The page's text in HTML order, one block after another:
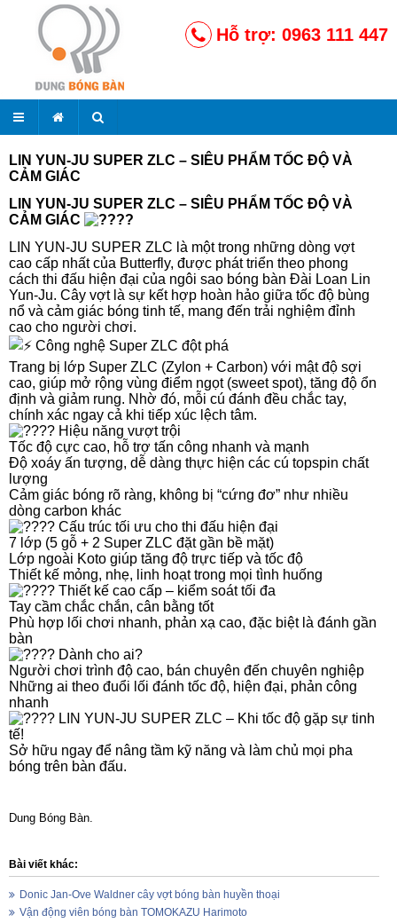
Hỗ trợ: 0963 111 447
LIN YUN-JU SUPER ZLC – SIÊU PHẨM TỐC ĐỘ VÀ
CẢM GIÁC
LIN YUN-JU SUPER ZLC – SIÊU PHẨM TỐC ĐỘ VÀ
CẢM GIÁC
LIN YUN-JU SUPER ZLC là một trong những dòng vợt
cao cấp nhất của Butterfly, được phát triển theo phong
cách thi đấu hiện đại của ngôi sao bóng bàn Đài Loan Lin
Yun-Ju. Cây vợt là sự kết hợp hoàn hảo giữa tốc độ bùng
nổ và cảm giác bóng tinh tế, mang đến trải nghiệm đỉnh
cao cho người chơi.
Công nghệ Super ZLC đột phá
Trang bị lớp Super ZLC (Zylon + Carbon) với mật độ sợi
cao, giúp mở rộng vùng điểm ngọt (sweet spot), tăng độ ổn
định và giảm rung. Nhờ đó, mỗi cú đánh đều chắc tay,
chính xác ngay cả khi tiếp xúc lệch tâm.
Hiệu năng vượt trội
Tốc độ cực cao, hỗ trợ tấn công nhanh và mạnh
Độ xoáy ấn tượng, dễ dàng thực hiện các cú topspin chất
lượng
Cảm giác bóng rõ ràng, không bị “cứng đơ” như nhiều
dòng carbon khác
Cấu trúc tối ưu cho thi đấu hiện đại
7 lớp (5 gỗ + 2 Super ZLC đặt gần bề mặt)
Lớp ngoài Koto giúp tăng độ trực tiếp và tốc độ
Thiết kế mỏng, nhẹ, linh hoạt trong mọi tình huống
Thiết kế cao cấp – kiểm soát tối đa
Tay cầm chắc chắn, cân bằng tốt
Phù hợp lối chơi nhanh, phản xạ cao, đặc biệt là đánh gần
bàn
Dành cho ai?
Người chơi trình độ cao, bán chuyên đến chuyên nghiệp
Những ai theo đuổi lối đánh tốc độ, hiện đại, phản công
nhanh
LIN YUN-JU SUPER ZLC – Khi tốc độ gặp sự tinh
tế!
Sở hữu ngay để nâng tầm kỹ năng và làm chủ mọi pha
bóng trên bàn đấu.
Dung Bóng Bàn.
Bài viết khác:
Donic Jan-Ove Waldner cây vợt bóng bàn huyền thoại
Vận động viên bóng bàn TOMOKAZU Harimoto